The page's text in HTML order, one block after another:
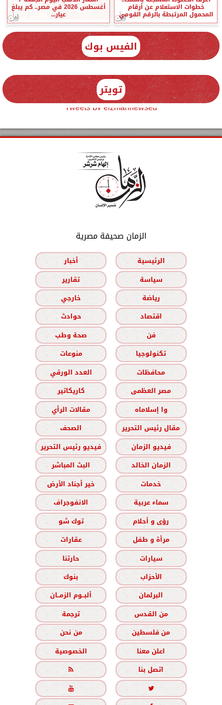
خطوات الاستعلام عن أرقام
المحمول المرتبطة بالرقم القومي
أغسطس 2026 في مصر.. كم يبلغ
عيار...
الفيس بوك
تويتر
Tweets by elzmannewseg
الزمان صحيفة مصرية
الرئيسية
أخبار
سياسة
تقارير
رياضة
خارجي
اقتصاد
حوادث
فن
صحة وطب
تكنولوجيا
منوعات
محافظات
العدد الورقي
مصر العظمى
كاريكاتير
وا إسلاماه
مقالات الرأي
مقال رئيس التحرير
الصحف
فيديو الزمان
فيديو رئيس التحرير
الزمان الخالد
البث المباشر
خدمات
خير أجناد الأرض
سماء عربية
الانفوجراف
رؤى و أحلام
توك شو
مرأة و طفل
عقارات
سيارات
حارتنا
الأحزاب
بنوك
البرلمان
ألبــوم الزمــان
من القدس
ترجمة
من فلسطين
من نحن
اعلن معنا
الخصوصية
اتصل بنا


